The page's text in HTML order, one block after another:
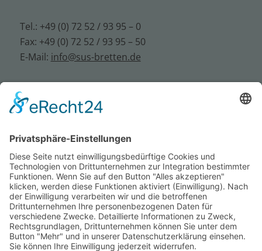
Tel.: +49 (0) 72 52 / 93 95 – 0
Fax: +49 (0) 72 52 / 93 95 – 50
E-Mail: info@sus-bretten.de
Impressum
Datenschutz
© 2022 Sommer & Straßburger | Konzept,
Design und Code byKRAFTJUNGS